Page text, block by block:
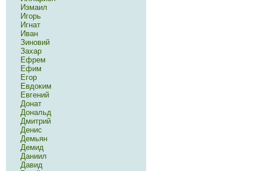
Измаил
Игорь
Игнат
Иван
Зиновий
Захар
Ефрем
Ефим
Егор
Евдоким
Евгений
Донат
Дональд
Дмитрий
Денис
Демьян
Демид
Даниил
Давид